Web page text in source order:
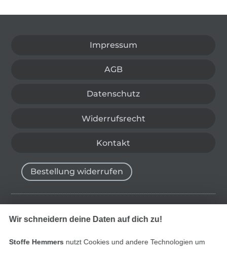
Impressum
AGB
Datenschutz
Widerrufsrecht
Kontakt
Bestellung widerrufen
Finde mehr Inspiration
Wir schneidern deine Daten auf dich zu!
Stoffe Hemmers nutzt Cookies und andere Technologien um